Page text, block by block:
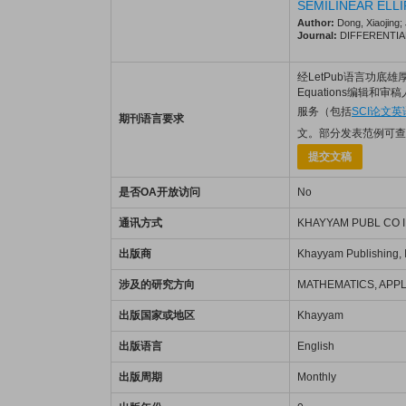
SEMILINEAR
Author: Dong, Xiaojing;
Journal:
期刊语言要求
经LetPub语言功底雄
Equations编辑和审
服务（包括SCI论文英
文。部分发表范例可
提交文稿
是否OA开放访问 No
通讯方式 KHAYYAM PUBL CO
出版商 Khayyam Publishing,
涉及的研究方向 MATHEMATICS,
出版国家或地区 Khayyam
出版语言 English
出版周期 Monthly